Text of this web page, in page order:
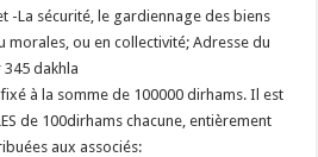
-La sécurité, le gardiennage des biens
morales, ou en collectivité;Adresse du
dakhla
à la somme de 100000 dirhams. Il est
de 100dirhams chacune, entièrement
aux associés: